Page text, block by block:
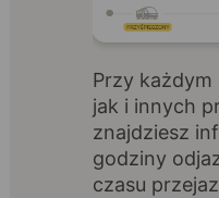
Przy każdym
jak i innych
znajdziesz
godziny
czasu